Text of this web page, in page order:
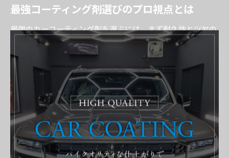
最強コーティング剤選びのプロ視点とは
最強のカーコーティング剤を選ぶには、まず耐久性とツヤの
持続性を重視することがポイントです。代表的なガラス系コ
ーティング剤は硬度が高く、紫外線や酸性雨からの保護効果
も期待できるため、多くのプロが推奨しています。特にセラ
ミック成分を含む製品は耐久力が強化されており、長期間美
しい状態を保てます。
また、撥水性や防汚性能も選定の重要な要素です。撥水効果
が高いと水滴が流れ落ちやすく、汚れが付きにくいためメン
テナンスが楽になります。使用環境や車種、予算に合わせて